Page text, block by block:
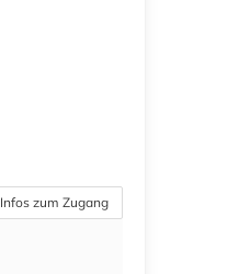
Infos zum Zugang